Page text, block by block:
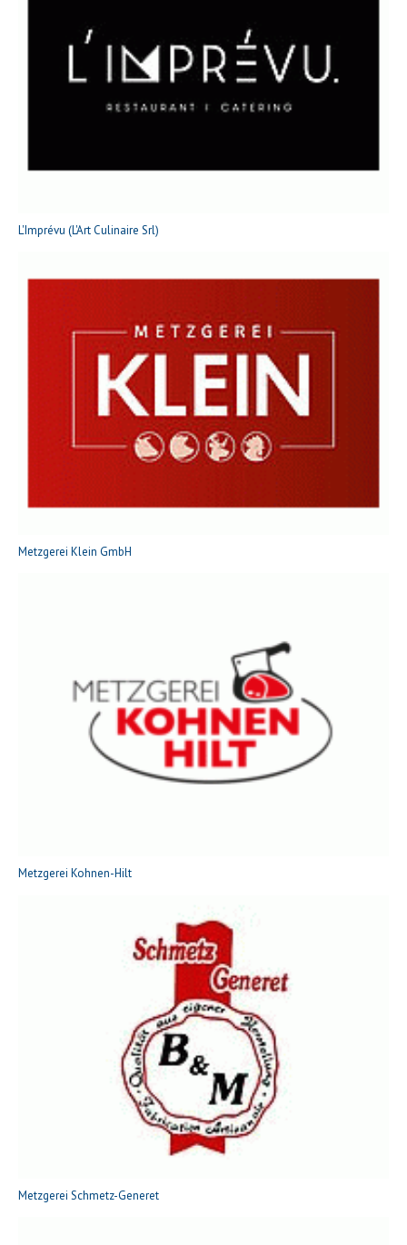
L'Imprévu (L'Art Culinaire Srl)
Metzgerei Klein GmbH
Metzgerei Kohnen-Hilt
Metzgerei Schmetz-Generet